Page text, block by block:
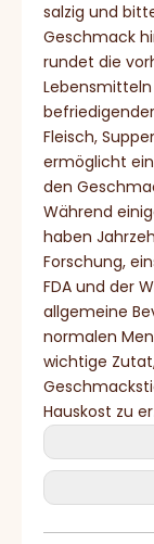
salzig und
Geschmack
rundet die
Fleisch,
ermöglicht
den
Während
haben
Forschung,
FDA und der
allgemeine
normalen
wichtige
Hauskost zu